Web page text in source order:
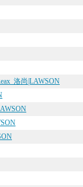
洛尚|LAWSON